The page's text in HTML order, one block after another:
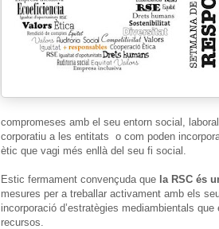
compromeses amb el seu entorn social,
corporatiu a les entitats o com poden
ètic que vagi més enllà del seu fi social.
Estic fermament convençuda que la RSC és
mesures per a treballar activament amb els
incorporació d’estratègies mediambientals
recursos.